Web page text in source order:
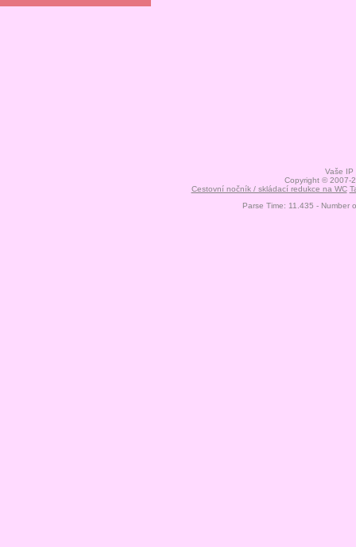
Vaše IP
Copyright © 2007-
Cestovní nočník / skládací redukce na WC
Parse Time: 11.435 - Number